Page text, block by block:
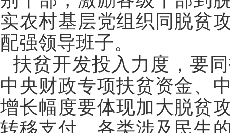
实农村基层党组织同脱贫
配强领导班子。
扶贫开发投入力度，要
中央财政专项扶贫资金、
增长幅度要体现加大脱贫
转移支付、各类涉及民生